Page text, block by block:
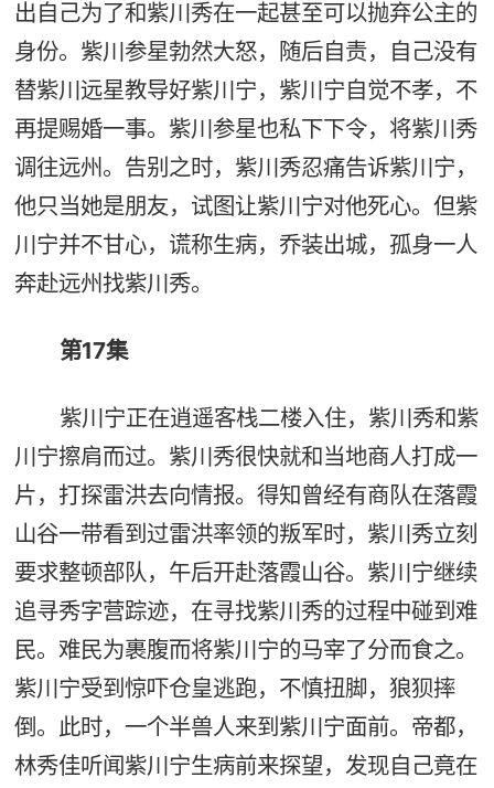
出自己为了和紫川秀在一起甚至可以抛弃公主的
身份。紫川参星勃然大怒，随后自责，自己没有
替紫川远星教导好紫川宁，紫川宁自觉不孝，不
再提赐婚一事。紫川参星也私下下令，将紫川秀
调往远州。告别之时，紫川秀忍痛告诉紫川宁，
他只当她是朋友，试图让紫川宁对他死心。但紫
川宁并不甘心，谎称生病，乔装出城，孤身一人
奔赴远州找紫川秀。
第17集
紫川宁正在逍遥客栈二楼入住，紫川秀和紫
川宁擦肩而过。紫川秀很快就和当地商人打成一
片，打探雷洪去向情报。得知曾经有商队在落霞
山谷一带看到过雷洪率领的叛军时，紫川秀立刻
要求整顿部队，午后开赴落霞山谷。紫川宁继续
追寻秀字营踪迹，在寻找紫川秀的过程中碰到难
民。难民为裹腹而将紫川宁的马宰了分而食之。
紫川宁受到惊吓仓皇逃跑，不慎扭脚，狼狈摔
倒。此时，一个半兽人来到紫川宁面前。帝都，
林秀佳听闻紫川宁生病前来探望，发现自己竟在